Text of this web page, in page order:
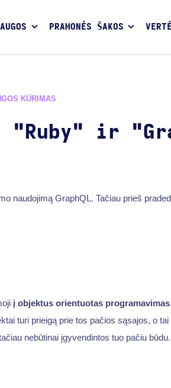
PRAMONĖS ŠAKOS
KŪRIMAS
"Ruby" ir
naudojimą GraphQL. Tačiau prieš
į objektus orientuotas programavimas
turi prieigą prie tos pačios sąsajos, o
nebūtinai įgyvendintos tuo pačiu